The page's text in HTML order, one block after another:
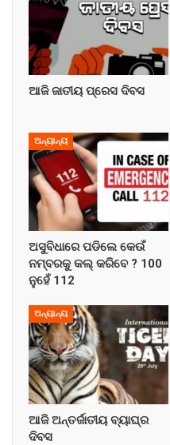
ଆଜି ଜାତୀୟ ପ୍ରେସ ଦିବସ
ଅନ୍ୟାନ୍ୟ
ଅସୁବିଧାରେ ପଡିଲେ କେଉଁ
ନମ୍ବରକୁ କଲ୍‌ କରିବେ ? 100
ନୁହେଁ 112
ଅନ୍ୟାନ୍ୟ
ଆଜି ଅନ୍ତର୍ଜାତୀୟ ବ୍ୟାଘ୍ର
ଦିବସ